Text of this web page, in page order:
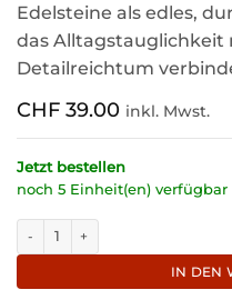
Edelsteine als edles,
das Alltagstauglichkeit
Detailreichtum
CHF 39.00 inkl. Mwst.
Jetzt bestellen
noch 5 Einheit(en) verfügbar
Edle Glastrinkflasche Lotus
IN DEN